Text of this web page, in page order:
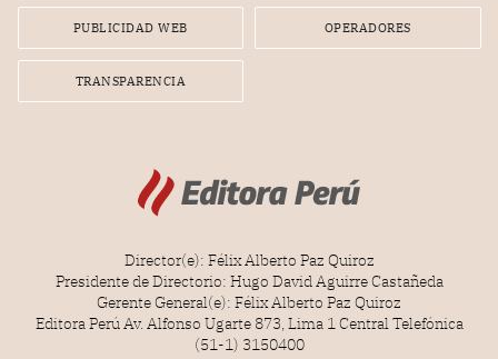
PUBLICIDAD WEB OPERADORES
TRANSPARENCIA
Director(e): Félix Alberto Paz Quiroz
Presidente de Directorio: Hugo David Aguirre Castañeda
Gerente General(e): Félix Alberto Paz Quiroz
Editora Perú Av. Alfonso Ugarte 873, Lima 1 Central Telefónica
(51-1) 3150400